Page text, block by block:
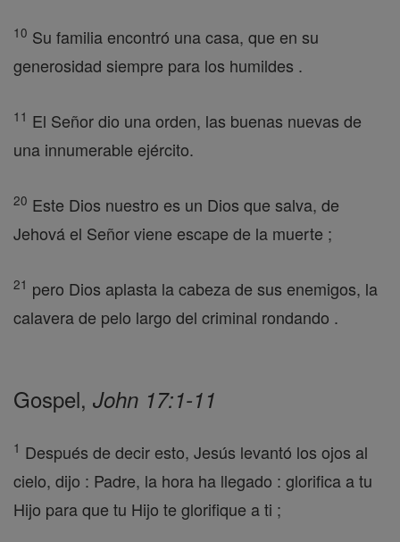
10 Su familia encontró una casa, que en su
generosidad siempre para los humildes .
11 El Señor dio una orden, las buenas nuevas de
una innumerable ejército.
20 Este Dios nuestro es un Dios que salva, de
Jehová el Señor viene escape de la muerte ;
21 pero Dios aplasta la cabeza de sus enemigos, la
calavera de pelo largo del criminal rondando .
Gospel, John 17:1-11
1 Después de decir esto, Jesús levantó los ojos al
cielo, dijo : Padre, la hora ha llegado : glorifica a tu
Hijo para que tu Hijo te glorifique a ti ;